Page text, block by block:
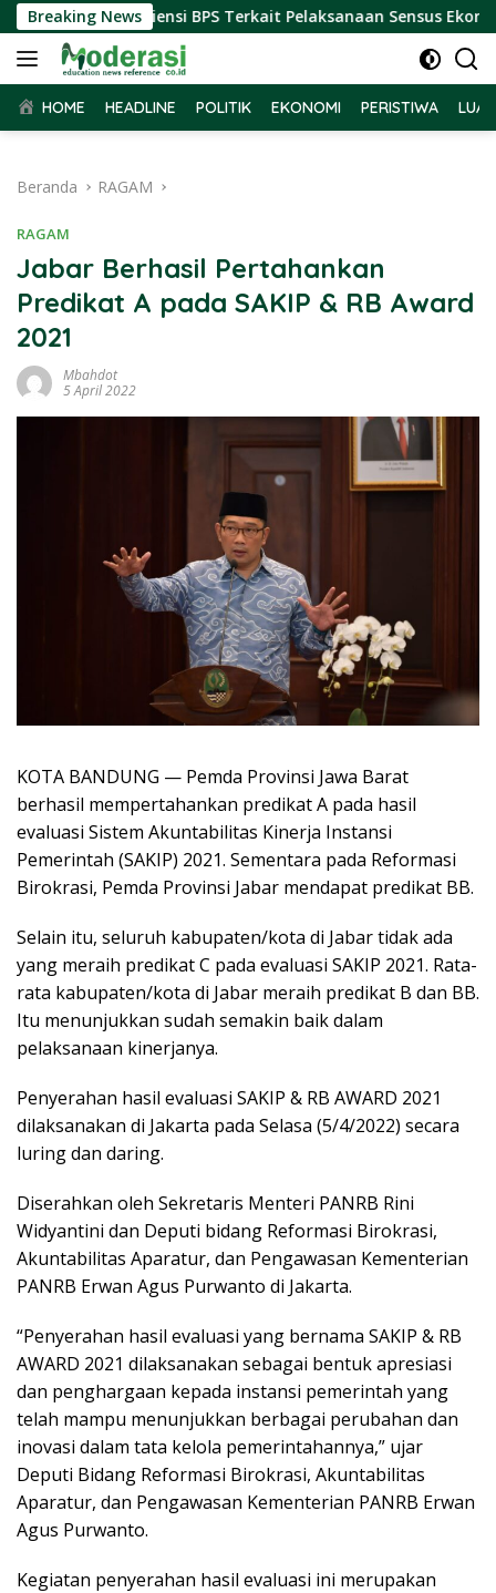
Langsung
ke
konten
Breaking News
Terima Audiensi BPS Terkait Pelaksanaan Sensus Ekonomi
HOME HEADLINE POLITIK EKONOMI PERISTIWA
Beranda RAGAM
RAGAM
Jabar Berhasil Pertahankan
Predikat A pada SAKIP & RB Award
2021
Mbahdot
5 April 2022
KOTA BANDUNG — Pemda Provinsi Jawa Barat
berhasil mempertahankan predikat A pada hasil
evaluasi Sistem Akuntabilitas Kinerja Instansi
Pemerintah (SAKIP) 2021. Sementara pada Reformasi
Birokrasi, Pemda Provinsi Jabar mendapat predikat BB.
Selain itu, seluruh kabupaten/kota di Jabar tidak ada
yang meraih predikat C pada evaluasi SAKIP 2021. Rata-
rata kabupaten/kota di Jabar meraih predikat B dan BB.
Itu menunjukkan sudah semakin baik dalam
pelaksanaan kinerjanya.
Penyerahan hasil evaluasi SAKIP & RB AWARD 2021
dilaksanakan di Jakarta pada Selasa (5/4/2022) secara
luring dan daring.
Diserahkan oleh Sekretaris Menteri PANRB Rini
Widyantini dan Deputi bidang Reformasi Birokrasi,
Akuntabilitas Aparatur, dan Pengawasan Kementerian
PANRB Erwan Agus Purwanto di Jakarta.
“Penyerahan hasil evaluasi yang bernama SAKIP & RB
AWARD 2021 dilaksanakan sebagai bentuk apresiasi
dan penghargaan kepada instansi pemerintah yang
telah mampu menunjukkan berbagai perubahan dan
inovasi dalam tata kelola pemerintahannya,” ujar
Deputi Bidang Reformasi Birokrasi, Akuntabilitas
Aparatur, dan Pengawasan Kementerian PANRB Erwan
Agus Purwanto.
Kegiatan penyerahan hasil evaluasi ini merupakan